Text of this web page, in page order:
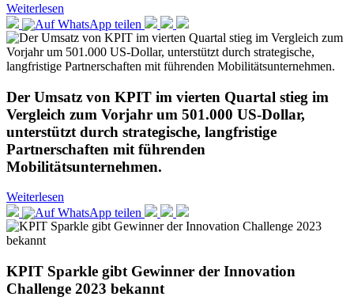
Weiterlesen
Der Umsatz von KPIT im vierten Quartal stieg im
Vergleich zum Vorjahr um 501.000 US-Dollar,
unterstützt durch strategische, langfristige
Partnerschaften mit führenden
Mobilitätsunternehmen.
Weiterlesen
KPIT Sparkle gibt Gewinner der Innovation
Challenge 2023 bekannt